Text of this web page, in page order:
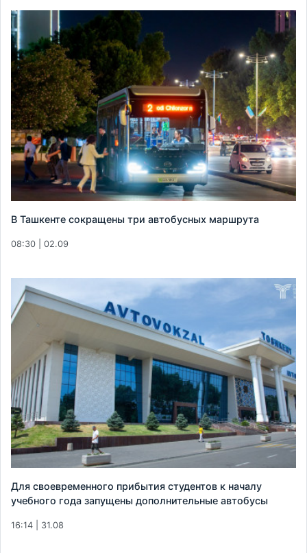
В Ташкенте сокращены три автобусных маршрута
08:30 | 02.09
Для своевременного прибытия студентов к началу
учебного года запущены дополнительные автобусы
16:14 | 31.08